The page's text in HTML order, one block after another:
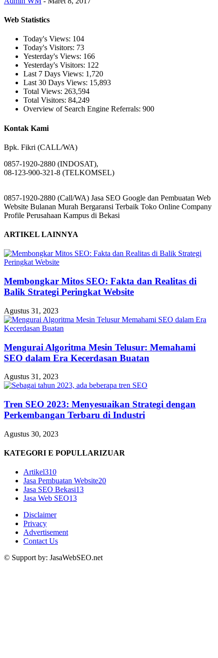
Web Statistics
Today's Views: 104
Today's Visitors: 73
Yesterday's Views: 166
Yesterday's Visitors: 122
Last 7 Days Views: 1,720
Last 30 Days Views: 15,893
Total Views: 263,594
Total Visitors: 84,249
Overview of Search Engine Referrals: 900
Kontak Kami
Bpk. Fikri (CALL/WA)
0857-1920-2880 (INDOSAT),
08-123-900-321-8 (TELKOMSEL)
0857-1920-2880 (Call/WA) Jasa SEO Google dan Pembuatan Web
Website Bulanan Murah Bergaransi Terbaik Toko Online Company
Profile Perusahaan Kampus di Bekasi
ARTIKEL LAINNYA
Membongkar Mitos SEO: Fakta dan Realitas di
Balik Strategi Peringkat Website
Agustus 31, 2023
Mengurai Algoritma Mesin Telusur: Memahami
SEO dalam Era Kecerdasan Buatan
Agustus 31, 2023
Tren SEO 2023: Menyesuaikan Strategi dengan
Perkembangan Terbaru di Industri
Agustus 30, 2023
KATEGORI E POPULLARIZUAR
Artikel310
Jasa Pembuatan Website20
Jasa SEO Bekasi13
Jasa Web SEO13
Disclaimer
Privacy
Advertisement
Contact Us
© Support by: JasaWebSEO.net